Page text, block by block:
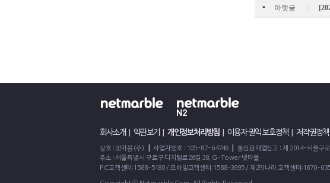
아랫글 |
회사소개 약관보기 개인정보처리방침 이용자 권익 보호정책| 저작권정책
상호 : 넷마블(주) 사업자번호 : 105-87-64746 통신판매업신고 : 제 2014-서울구
주소 : 서울특별시 구로구 디지털로26길 38, G-Tower 넷마블
PC고객센터:1588-5180 / 모바일고객센터:1588-3995 / 제2의나라 고객센터:1670-